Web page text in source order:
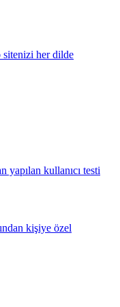
sitenizi her dilde
yapılan kullanıcı testi
kişiye özel